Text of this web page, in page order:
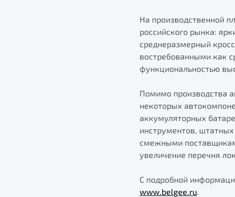
На производственной
российского рынка:
среднеразмерный
востребованными как
функциональностью
Помимо производства
некоторых
аккумуляторных
инструментов,
смежными
увеличение перечня
С подробной
www.belgee.ru